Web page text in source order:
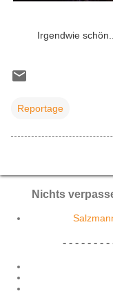
Irgendwie
Reportage
Nichts
- - - - - - - -